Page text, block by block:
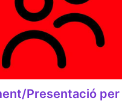
Presentació per